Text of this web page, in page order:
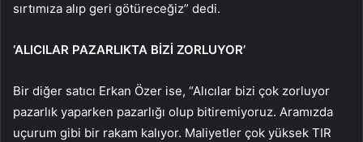
sırtımıza alıp geri götüreceğiz” dedi.
‘ALICILAR PAZARLIKTA BİZİ ZORLUYOR’
Bir diğer satıcı Erkan Özer ise, “Alıcılar bizi çok zorluyor
pazarlık yaparken pazarlığı olup bitiremiyoruz. Aramızda
uçurum gibi bir rakam kalıyor. Maliyetler çok yüksek TIR